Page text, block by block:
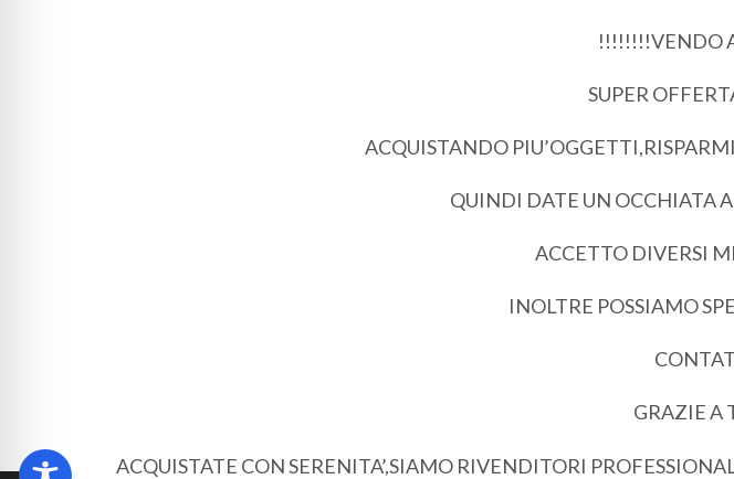
!!!!!!!!VENDO
SUPER
ACQUISTANDO
QUINDI DATE UN OCCHIATA
ACCETTO DIVERSI
INOLTRE POSSIAMO
GRAZIE
ACQUISTATE CON SERENITA’,SIAMO RIVENDITORI